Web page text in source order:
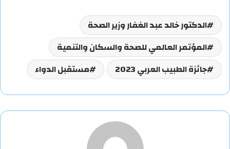
الدكتور خالد عبد الغفار وزير الصحة
المؤتمر العالمي للصحة والسكان والتنمية
جائزة الطبيب العربي 2023
مستقبل الدواء